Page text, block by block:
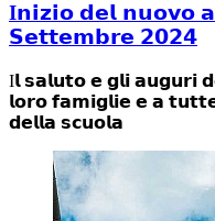
I𝗻𝗶𝘇𝗶𝗼 𝗱𝗲𝗹 𝗻𝘂𝗼𝘃𝗼
𝗦𝗲𝘁𝘁𝗲𝗺𝗯𝗿𝗲 𝟮𝟬𝟮𝟰
I𝗹 𝘀𝗮𝗹𝘂𝘁𝗼 𝗲 𝗴𝗹𝗶 𝗮𝘂𝗴𝘂𝗿𝗶
𝗹𝗼𝗿𝗼 𝗳𝗮𝗺𝗶𝗴𝗹𝗶𝗲 𝗲 𝗮
𝗱𝗲𝗹𝗹𝗮 𝘀𝗰𝘂𝗼𝗹𝗮